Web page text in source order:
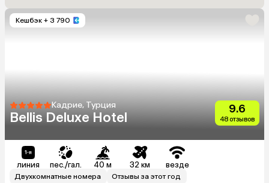
Кешбэк + 3 790
Кадрие, Турция
Bellis Deluxe Hotel
9.6
48 отзывов
линия пес./гал. 40 м 32 км везде
Двухкомнатные номера
Отзывы за этот год